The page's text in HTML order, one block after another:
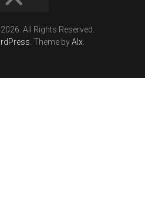
All Rights Reserved.
. Theme byAlx.